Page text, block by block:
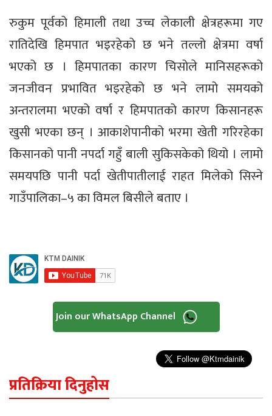
रुकुम पूर्वको हिमाली तथा उच्च लेकाली क्षेत्रहरूमा गए
रातिदेखि हिमपात भइरहेको छ भने तल्लो क्षेत्रमा वर्षा
भएको छ । हिमपातका कारण चिसोले मानिसहरूको
जनजीवन प्रभावित भइरहेको छ भने लामो समयको
अन्तरालमा भएको वर्षा र हिमपातको कारण किसानहरू
खुसी भएका छन् । आकाशेपानीको भरमा खेती गरिरहेका
किसानको पानी नपर्दा गहुँ बाली सुकिसकेको थियो । लामो
समयपछि पानी पर्दा खेतीपातीलाई राहत मिलेको सिस्ने
गाउँपालिका–५ का विमल बिसीले बताए ।
Join our WhatsApp Channel
प्रतिक्रिया दिनुहोस